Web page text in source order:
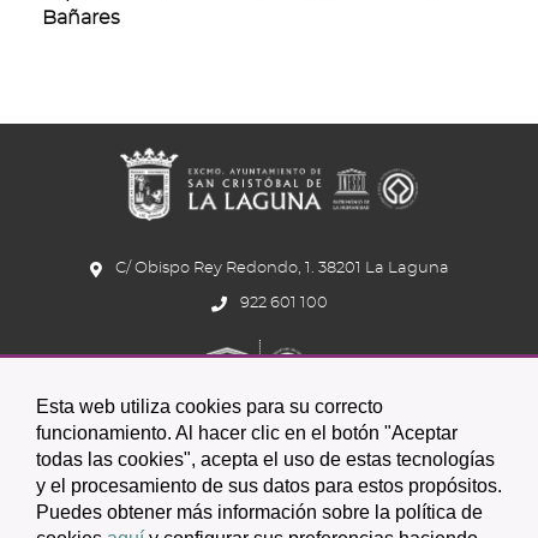
Esta web utiliza cookies para su correcto
funcionamiento. Al hacer clic en el botón "Aceptar
todas las cookies", acepta el uso de estas tecnologías
y el procesamiento de sus datos para estos propósitos.
Puedes obtener más información sobre la política de
Bañares
C/ Obispo Rey Redondo, 1. 38201 La Laguna
922 601 100
Icono
circular
Icono Icono
circular
IconoIcono
circular
Icono